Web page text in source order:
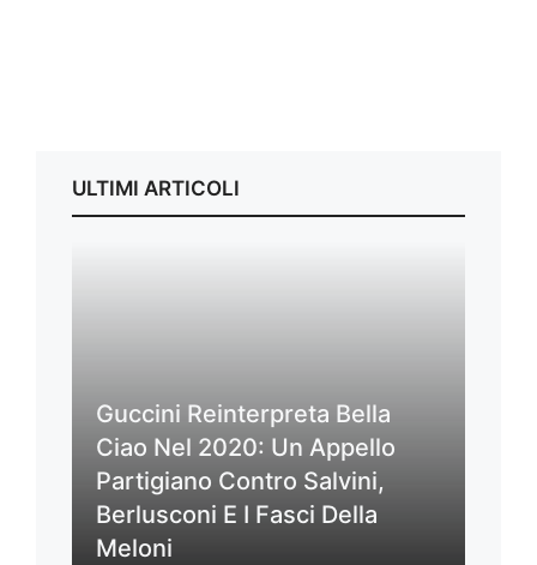
ULTIMI ARTICOLI
Guccini Reinterpreta Bella
Ciao Nel 2020: Un Appello
Partigiano Contro Salvini,
Berlusconi E I Fasci Della
Meloni